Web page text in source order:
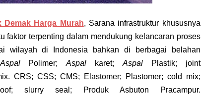
Demak Harga Murah, Sarana infrastruktur khususnya
faktor terpenting dalam mendukung kelancaran proses
wilayah di Indonesia bahkan di berbagai belahan
AspalPolimer;Aspal karet;Aspal Plastik; joint
CRS; CSS; CMS; Elastomer; Plastomer; cold mix;
slurry seal; Produk Asbuton Pracampur.